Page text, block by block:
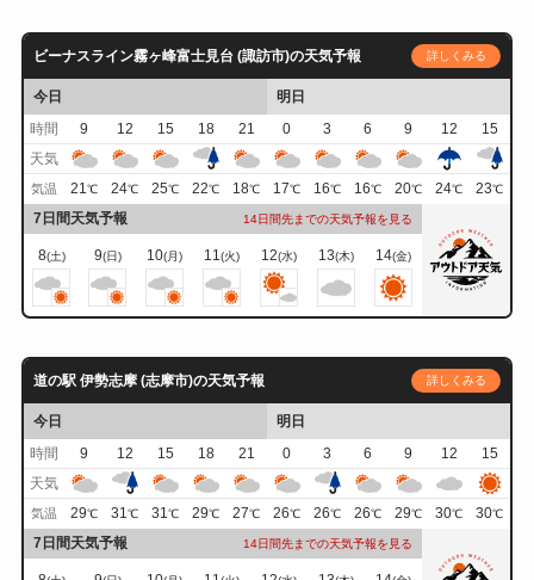
ビーナスライン霧ヶ峰富士見台 (諏訪市)の天気予報 詳しくみる
今日
明日
時間
9 12 15 18 21 0 3 6 9 12
15
天気
気温 21℃ 24℃ 25℃ 22℃ 18℃ 17℃ 16℃ 16℃ 20℃ 24℃ 23℃
7日間天気予報 14日間先までの天気予報を見る
8(土) 9(日) 10(月) 11(火) 12(水) 13(木) 14(金)
道の駅 伊勢志摩 (志摩市)の天気予報 詳しくみる
今日
明日
時間
9 12 15 18 21 0 3 6 9 12
15
天気
気温 29℃ 31℃ 31℃ 29℃ 27℃ 26℃ 26℃ 26℃ 29℃ 30℃ 30℃
7日間天気予報 14日間先までの天気予報を見る